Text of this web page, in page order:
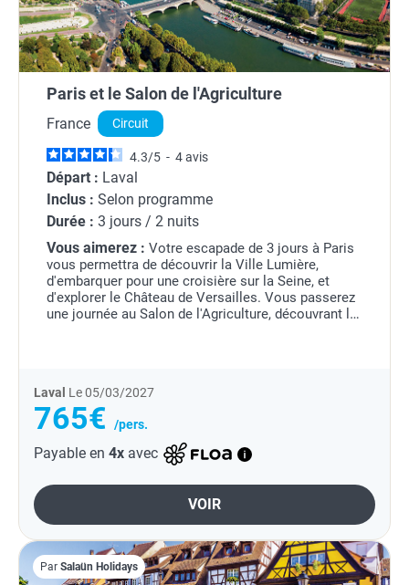
Paris et le Salon de l'Agriculture
France Circuit
4.3/5 - 4avis
Départ : Laval
Inclus : Selon programme
Durée : 3 jours / 2 nuits
Vous aimerez : Votre escapade de 3 jours à Paris
vous permettra de découvrir la Ville Lumière,
d'embarquer pour une croisière sur la Seine, et
d'explorer le Château de Versailles. Vous passerez
une journée au Salon de l'Agriculture, découvrant la
Laval Le 05/03/2027
765€ /pers.
Payable en 4x avec
VOIR
Par Salaün Holidays